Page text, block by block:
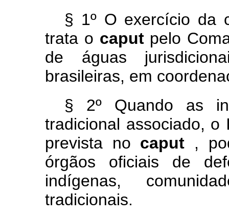
§ 1º O exercício da
trata o caput pelo
de águas
brasileiras, em
§ 2º Quando as
tradicional associado,
prevista no caput ,
órgãos oficiais de
indígenas,
tradicionais.